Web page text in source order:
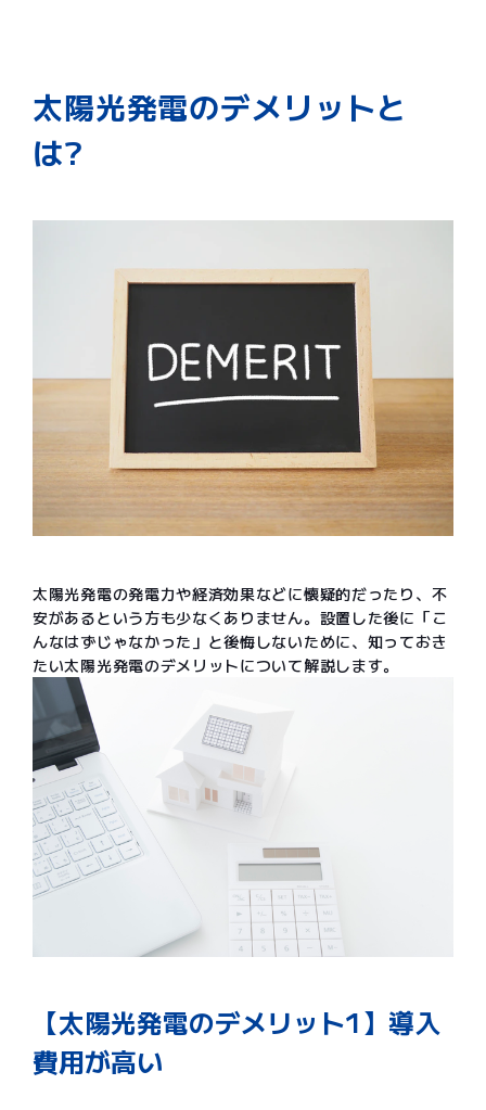
【太陽光発電のデメリット8】定期的なメ
ンテナンス費用がかかる
【太陽光発電のメリット6】断熱・遮熱効
ラスになる
太陽光発電のデメリットと
は?
太陽光発電の発電力や経済効果などに懐疑的だったり、不
安があるという方も少なくありません。設置した後に「こ
んなはずじゃなかった」と後悔しないために、知っておき
たい太陽光発電のデメリットについて解説します。
【太陽光発電のデメリット1】導入
費用が高い